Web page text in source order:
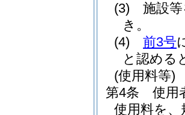
(3)
施設
き。
(4)
前3号
と認める
(使用料等)
第4条
使用
使用料を